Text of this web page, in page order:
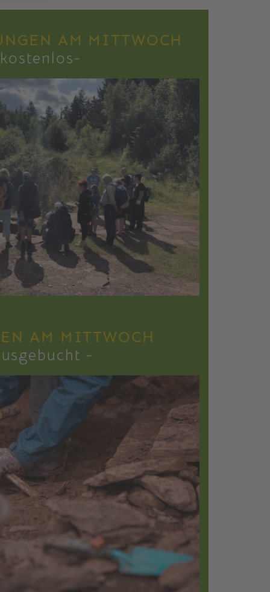
AM MITTWOCH
AM MITTWOCH
-